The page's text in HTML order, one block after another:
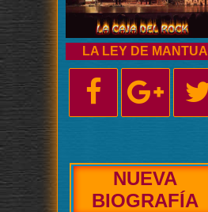
LA LEY DE MANTUA
NUEVA
ENTREVISTA